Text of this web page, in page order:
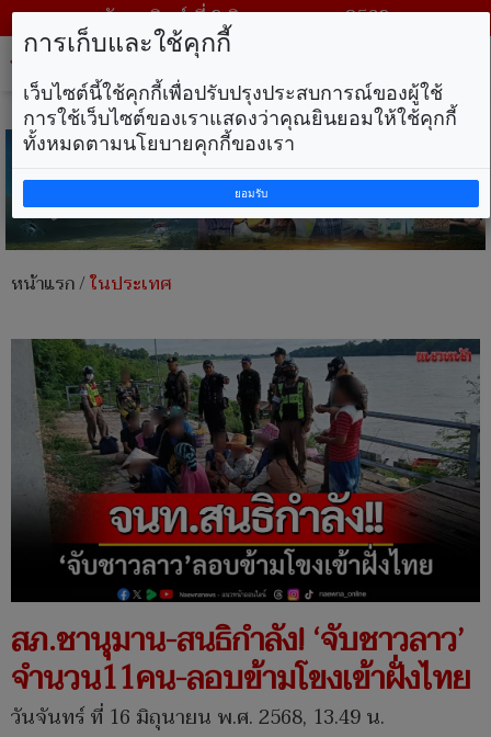
วันอาทิตย์ ที่ 9 สิงหาคม พ.ศ. 2569
หน้าแรก/ในประเทศ
สภ.ชานุมาน-สนธิกำลัง! ‘จับชาวลาว’
จำนวน11คน-ลอบข้ามโขงเข้าฝั่งไทย
วันจันทร์ ที่ 16 มิถุนายน พ.ศ. 2568, 13.49 น.
การเก็บและใช้คุกกี้
เว็บไซต์นี้ใช้คุกกี้เพื่อปรับปรุงประสบการณ์ของผู้ใช้
การใช้เว็บไซต์ของเราแสดงว่าคุณยินยอมให้ใช้คุกกี้
ทั้งหมดตามนโยบายคุกกี้ของเรา
ยอมรับ